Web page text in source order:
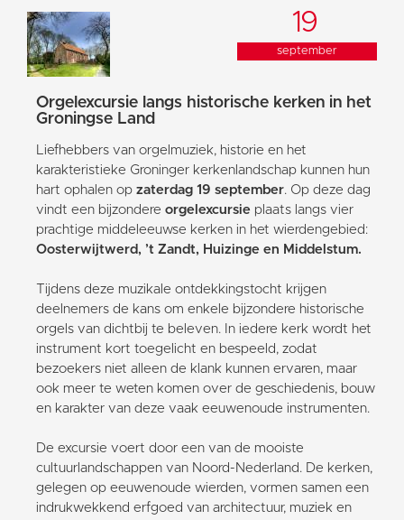
19
september
Orgelexcursie langs historische kerken in het
Groningse Land
Liefhebbers van orgelmuziek, historie en het
karakteristieke Groninger kerkenlandschap kunnen hun
hart ophalen op zaterdag 19 september. Op deze dag
vindt een bijzondere orgelexcursie plaats langs vier
prachtige middeleeuwse kerken in het wierdengebied:
Oosterwijtwerd, ’t Zandt, Huizinge en Middelstum.
Tijdens deze muzikale ontdekkingstocht krijgen
deelnemers de kans om enkele bijzondere historische
orgels van dichtbij te beleven. In iedere kerk wordt het
instrument kort toegelicht en bespeeld, zodat
bezoekers niet alleen de klank kunnen ervaren, maar
ook meer te weten komen over de geschiedenis, bouw
en karakter van deze vaak eeuwenoude instrumenten.
De excursie voert door een van de mooiste
cultuurlandschappen van Noord-Nederland. De kerken,
gelegen op eeuwenoude wierden, vormen samen een
indrukwekkend erfgoed van architectuur, muziek en